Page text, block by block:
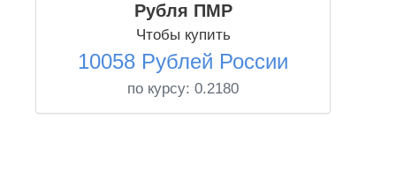
Рубля ПМР
Чтобы купить
10058 Рублей России
по курсу: 0.2180